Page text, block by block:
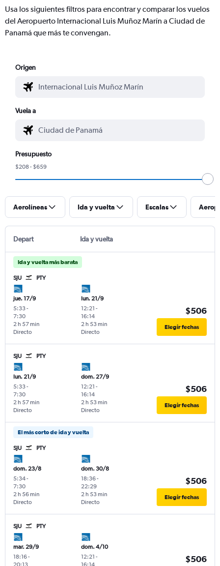
Usa los siguientes filtros para encontrar y comparar los vuelos
del Aeropuerto Internacional Luis Muñoz Marín a Ciudad de
Panamá que más te convengan.
Origen
Vuela a
Presupuesto
$208 - $659
Aerolíneas Ida y vuelta Escalas
Depart Ida y vuelta
Ida y vuelta más barata
SJU PTY
jue. 17/9
5:33-
7:30
Directo
2 h 57 min
lun. 21/9
12:21 -
16:14
Directo
2 h 53 min
$506
Elegir fechas
SJU PTY
lun. 21/9
5:33-
7:30
Directo
2 h 57 min
dom. 27/9
12:21 -
16:14
Directo
2 h 53 min
$506
Elegir fechas
El más corto de ida y vuelta
SJU PTY
dom. 23/8
5:34-
7:30
Directo
2 h 56 min
dom. 30/8
18:36-
22:29
Directo
2 h 53 min
$506
Elegir fechas
SJU PTY
mar. 29/9
18:16-
dom. 4/10
12:21 -
$506